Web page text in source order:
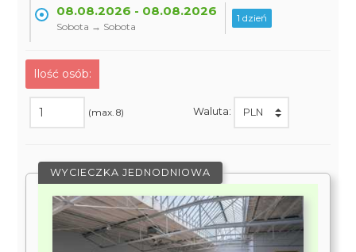
08.08.2026 - 08.08.2026
Sobota → Sobota
1 dzień
Ilość osób:
(max. 8) Waluta:
WYCIECZKA JEDNODNIOWA